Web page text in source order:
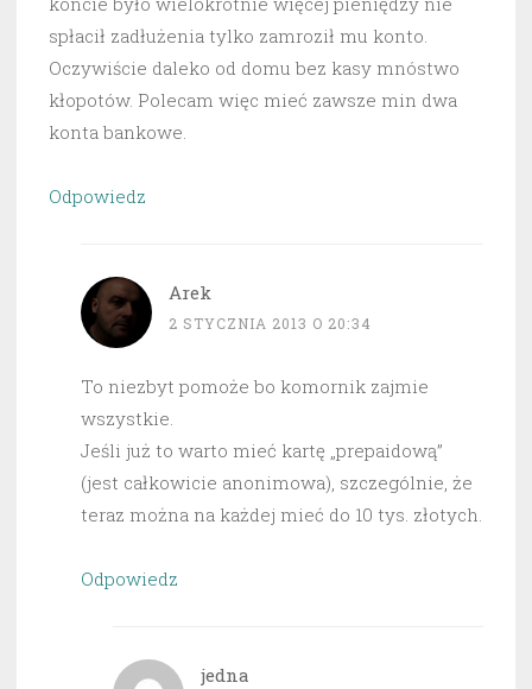
spłacił zadłużenia tylko zamroził mu konto.
Oczywiście daleko od domu bez kasy mnóstwo
kłopotów. Polecam więc mieć zawsze min dwa
konta bankowe.
Odpowiedz
Arek
2 STYCZNIA 2013 O 20:34
To niezbyt pomoże bo komornik zajmie
wszystkie.
Jeśli już to warto mieć kartę „prepaidową”
(jest całkowicie anonimowa), szczególnie, że
teraz można na każdej mieć do 10 tys. złotych.
Odpowiedz
jedna